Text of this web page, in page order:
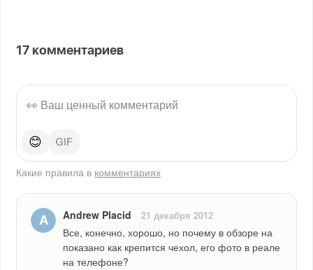
17 комментариев
😊
Какие правила в комментариях
Andrew Placid 21 декабря 2012
Все, конечно, хорошо, но почему в обзоре на
показано как крепится чехол, его фото в реале
на телефоне?